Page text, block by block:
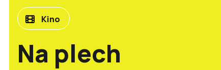
Kino
Na plech